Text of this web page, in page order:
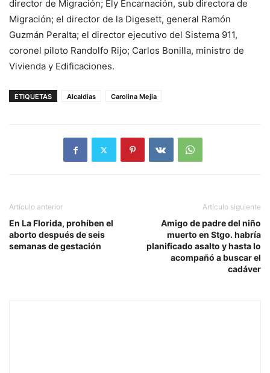
director de Migración; Ely Encarnación, sub directora de
Migración; el director de la Digesett, general Ramón
Guzmán Peralta; el director ejecutivo del Sistema 911,
coronel piloto Randolfo Rijo; Carlos Bonilla, ministro de
Vivienda y Edificaciones.
ETIQUETAS Alcaldias Carolina Mejia
Artículo anterior
En La Florida, prohíben el
aborto después de seis
semanas de gestación
Artículo siguiente
Amigo de padre del niño
muerto en Stgo. habría
planificado asalto y hasta lo
acompañó a buscar el
cadáver